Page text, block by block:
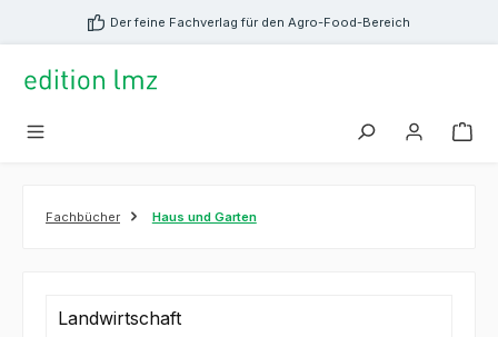
springen Der feine Fachverlag für den Agro-Food-Bereich
Fachbücher Haus und Garten
Landwirtschaft